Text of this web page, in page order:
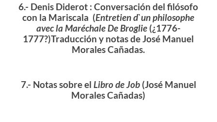
6.- Denis Diderot : Conversación del filósofo
con la Mariscala (Entretien d`un philosophe
avec la Maréchale De Broglie (¿1776-
1777?)Traducción y notas de José Manuel
Morales Cañadas.
7.- Notas sobre el Libro de Job (José Manuel
Morales Cañadas)